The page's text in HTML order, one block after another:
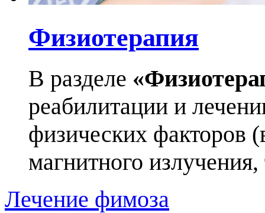
Физиотерапия
В разделе
реабилитации и
физических факторов
магнитного
Лечение фимоза